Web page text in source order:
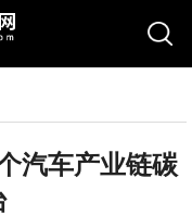
汽车产业链碳